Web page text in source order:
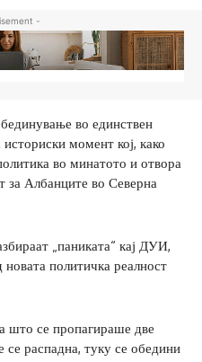
-
во единствен
момент кој, како
во минатото и отвора
за Албанците во Северна
„паниката“ кај ДУИ,
новата политичка реалност
што се пропагираше две
распадна, туку се обедини